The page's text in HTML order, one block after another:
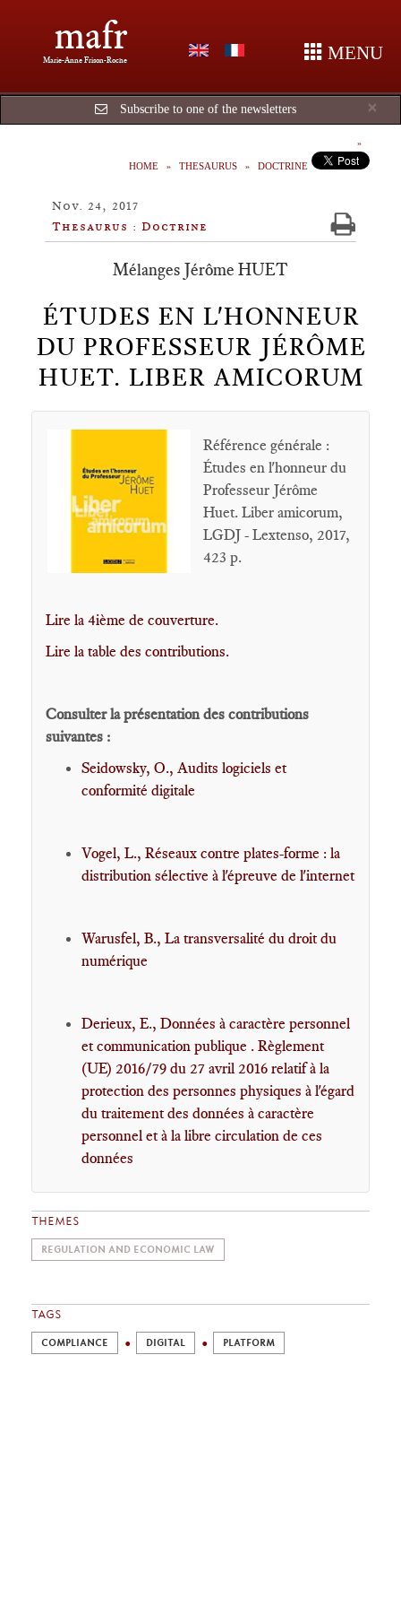
mafr
Marie-Anne Frison-Roche MENU
×
Subscribe to one of the newsletters
HOME THESAURUS DOCTRINE
Nov. 24, 2017
Thesaurus : Doctrine
Mélanges Jérôme HUET
ÉTUDES EN L'HONNEUR
DU PROFESSEUR JÉRÔME
HUET. LIBER AMICORUM
Référence générale :
Études en l'honneur du
Professeur Jérôme
Huet. Liber amicorum,
LGDJ - Lextenso, 2017,
423 p.
Lire la 4ième de couverture.
Lire la table des contributions.
Consulter la présentation des contributions
suivantes :
Seidowsky, O., Audits logiciels et
conformité digitale
Vogel, L., Réseaux contre plates-forme : la
distribution sélective à l'épreuve de l'internet
Warusfel, B., La transversalité du droit du
numérique
Derieux, E., Données à caractère personnel
et communication publique . Règlement
(UE) 2016/79 du 27 avril 2016 relatif à la
protection des personnes physiques à l'égard
du traitement des données à caractère
personnel et à la libre circulation de ces
données
THEMES
REGULATION AND ECONOMIC LAW
TAGS
COMPLIANCE DIGITAL PLATFORM